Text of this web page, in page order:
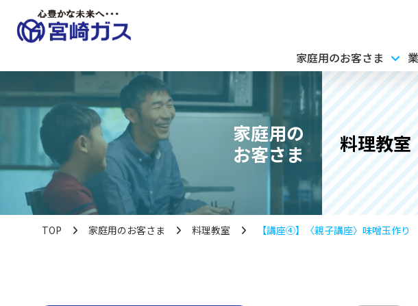
家庭用のお客さま
家庭用の
お客さま
料理教室
TOP 家庭用のお客さま 料理教室 【講座④】〈親子講座〉味噌玉作り